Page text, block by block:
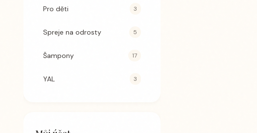
Pro děti 3
Spreje na odrosty 5
Šampony 17
YAL 3